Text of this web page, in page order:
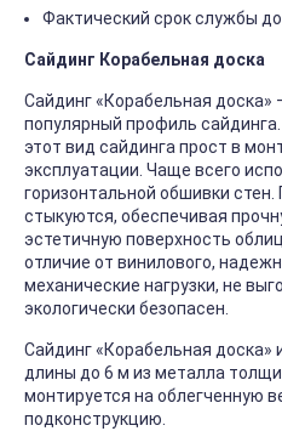
Фактический срок службы
Сайдинг Корабельная доска
Сайдинг «Корабельная доска»
популярный профиль
этот вид сайдинга прост в
эксплуатации. Чаще всего
горизонтальной обшивки
стыкуются, обеспечивая
эстетичную поверхность
отличие от винилового,
механические нагрузки, не
экологически безопасен.
Сайдинг «Корабельная доска»
длины до 6 м из металла
монтируется на облегченную
подконструкцию.